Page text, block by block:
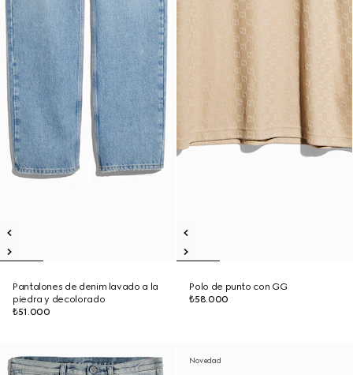
Pantalones de denim lavado a la
piedra y decolorado
₺51.000
Polo de punto con GG
₺58.000
Novedad